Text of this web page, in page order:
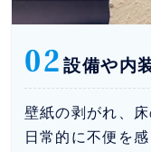
02設備や内
壁紙の剥がれ、
日常的に不便を